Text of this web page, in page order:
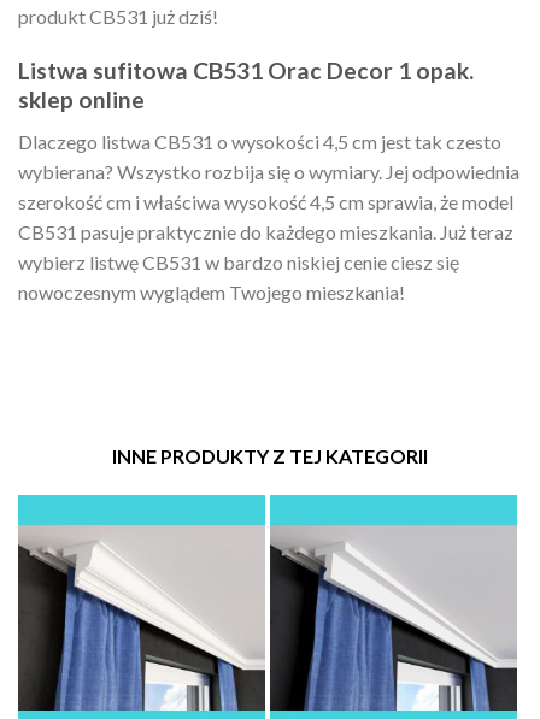
produkt CB531 już dziś!
Listwa sufitowa CB531 Orac Decor 1 opak.
sklep online
Dlaczego listwa CB531 o wysokości 4,5 cm jest tak czesto
wybierana? Wszystko rozbija się o wymiary. Jej odpowiednia
szerokość cm i właściwa wysokość 4,5 cm sprawia, że model
CB531 pasuje praktycznie do każdego mieszkania. Już teraz
wybierz listwę CB531 w bardzo niskiej cenie ciesz się
nowoczesnym wyglądem Twojego mieszkania!
INNE PRODUKTY Z TEJ KATEGORII